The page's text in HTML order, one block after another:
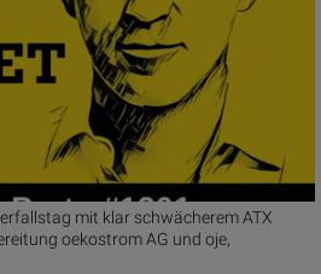
mit klar schwächerem ATX
oekostrom AG und oje,